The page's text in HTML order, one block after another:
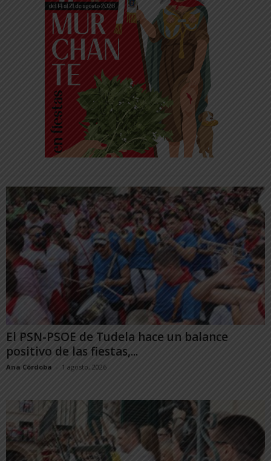
El PSN-PSOE de Tudela hace un balance
positivo de las fiestas,...
Ana Córdoba - 1 agosto, 2026